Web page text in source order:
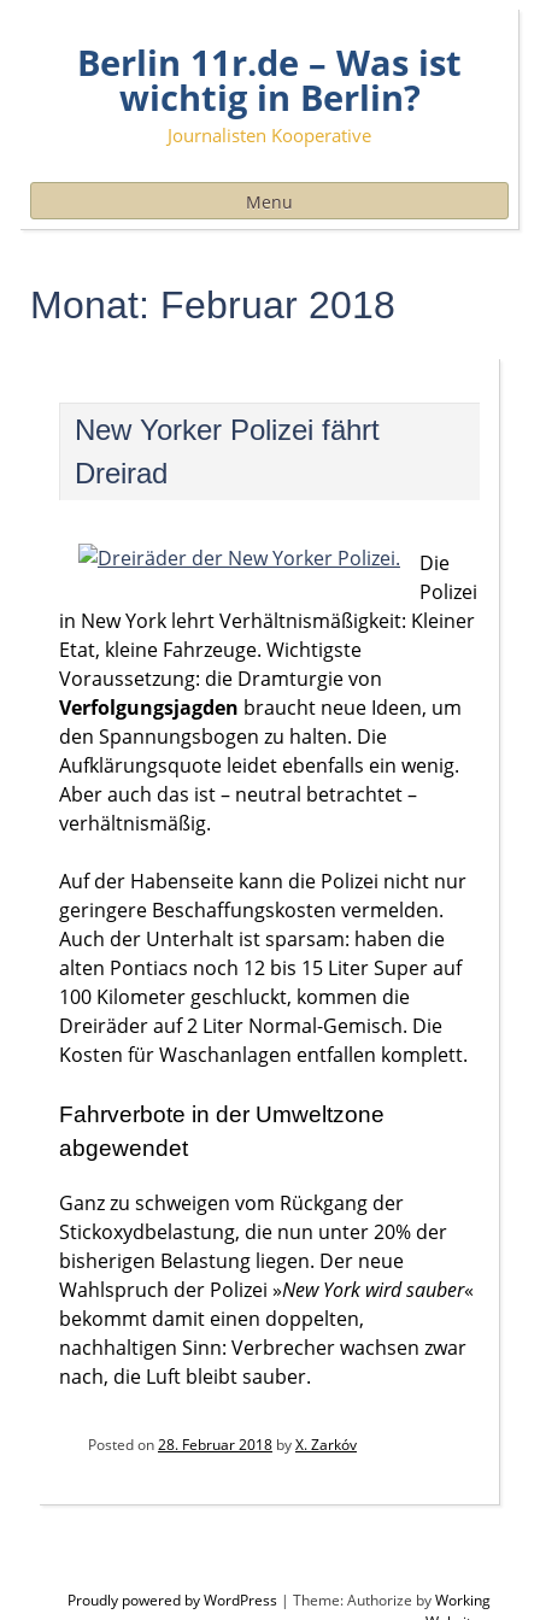
contentBerlin 11r.de – Was ist
wichtig in Berlin?
Journalisten Kooperative
Menu
Monat: Februar 2018
New Yorker Polizei fährt
Dreirad
Die
Polizei
in New York lehrt Verhältnismäßigkeit: Kleiner
Etat, kleine Fahrzeuge. Wichtigste
Voraussetzung: die Dramturgie von
Verfolgungsjagden braucht neue Ideen, um
den Spannungsbogen zu halten. Die
Aufklärungsquote leidet ebenfalls ein wenig.
Aber auch das ist – neutral betrachtet –
verhältnismäßig.
Auf der Habenseite kann die Polizei nicht nur
geringere Beschaffungskosten vermelden.
Auch der Unterhalt ist sparsam: haben die
alten Pontiacs noch 12 bis 15 Liter Super auf
100 Kilometer geschluckt, kommen die
Dreiräder auf 2 Liter Normal-Gemisch. Die
Kosten für Waschanlagen entfallen komplett.
Fahrverbote in der Umweltzone
abgewendet
Ganz zu schweigen vom Rückgang der
Stickoxydbelastung, die nun unter 20% der
bisherigen Belastung liegen. Der neue
Wahlspruch der Polizei »New York wird sauber«
bekommt damit einen doppelten,
nachhaltigen Sinn: Verbrecher wachsen zwar
nach, die Luft bleibt sauber.
Posted on28. Februar 2018byX. Zarkóv
Proudly powered by WordPress |Theme: Authorize byWorking